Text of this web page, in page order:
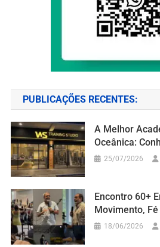
PUBLICAÇÕES RECENTES:
A Melhor
Oceânica:
25/07/2026
Encontro 60+
Movimento,
18/06/2026